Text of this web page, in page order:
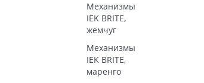
Механизмы
IEK BRITE,
жемчуг
Механизмы
IEK BRITE,
маренго